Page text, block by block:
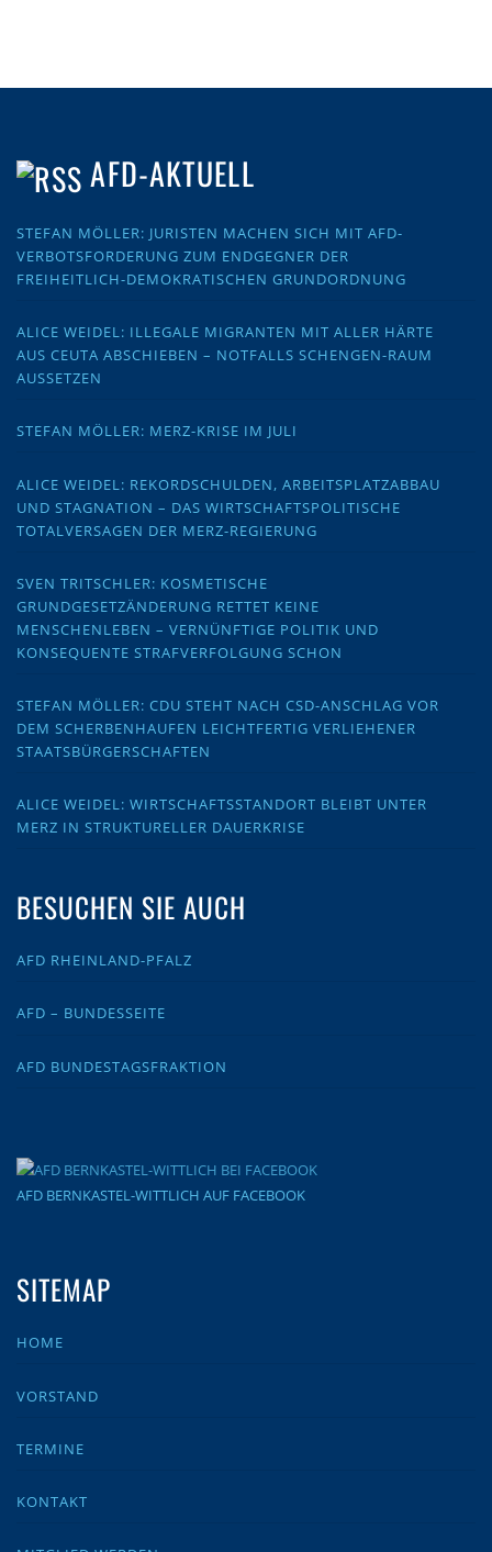
AFD-AKTUELL
STEFAN MÖLLER: JURISTEN MACHEN SICH MIT AFD-
VERBOTSFORDERUNG ZUM ENDGEGNER DER
FREIHEITLICH-DEMOKRATISCHEN GRUNDORDNUNG
ALICE WEIDEL: ILLEGALE MIGRANTEN MIT ALLER HÄRTE
AUS CEUTA ABSCHIEBEN – NOTFALLS SCHENGEN-RAUM
AUSSETZEN
STEFAN MÖLLER: MERZ-KRISE IM JULI
ALICE WEIDEL: REKORDSCHULDEN, ARBEITSPLATZABBAU
UND STAGNATION – DAS WIRTSCHAFTSPOLITISCHE
TOTALVERSAGEN DER MERZ-REGIERUNG
SVEN TRITSCHLER: KOSMETISCHE
GRUNDGESETZÄNDERUNG RETTET KEINE
MENSCHENLEBEN – VERNÜNFTIGE POLITIK UND
KONSEQUENTE STRAFVERFOLGUNG SCHON
STEFAN MÖLLER: CDU STEHT NACH CSD-ANSCHLAG VOR
DEM SCHERBENHAUFEN LEICHTFERTIG VERLIEHENER
STAATSBÜRGERSCHAFTEN
ALICE WEIDEL: WIRTSCHAFTSSTANDORT BLEIBT UNTER
MERZ IN STRUKTURELLER DAUERKRISE
BESUCHEN SIE AUCH
AFD RHEINLAND-PFALZ
AFD – BUNDESSEITE
AFD BUNDESTAGSFRAKTION
AFD BERNKASTEL-WITTLICH AUF FACEBOOK
SITEMAP
HOME
VORSTAND
TERMINE
KONTAKT